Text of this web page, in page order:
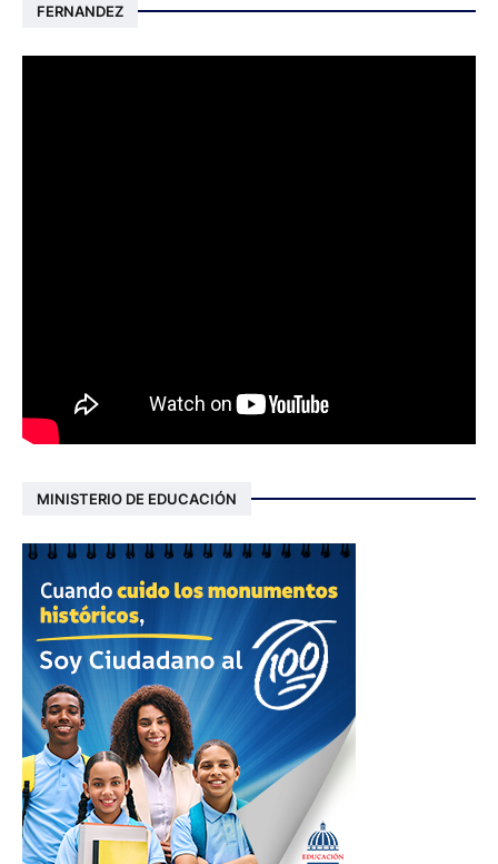
FERNANDEZ
MINISTERIO DE EDUCACIÓN